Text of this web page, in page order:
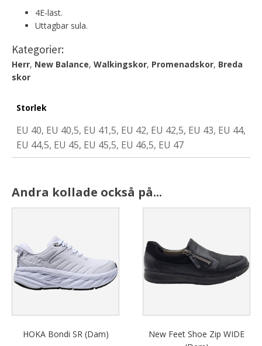
4E-läst.
Uttagbar sula.
Kategorier:
Herr, New Balance, Walkingskor, Promenadskor, Breda
skor
Storlek
EU 40, EU 40,5, EU 41,5, EU 42, EU 42,5, EU 43, EU 44,
EU 44,5, EU 45, EU 45,5, EU 46,5, EU 47
Andra kollade också på...
HOKA Bondi SR (Dam)
multiple
variants.
The
options
be
chosen
New Feet Shoe Zip WIDE
has
multiple
variants.
The
be
chosen